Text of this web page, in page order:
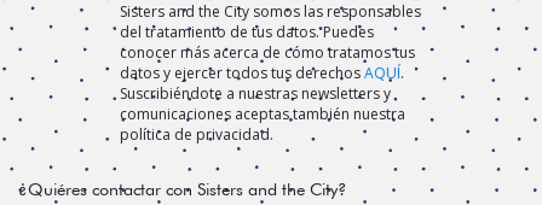
Sisters and the City somos las responsables
del tratamiento de tus datos. Puedes
conocer más acerca de cómo tratamos tus
datos y ejercer todos tus derechosAQUÍ.
Suscribiéndote a nuestras newsletters y
comunicaciones aceptas también nuestra
política de privacidad.
¿Quiéres contactar con Sisters and the City?